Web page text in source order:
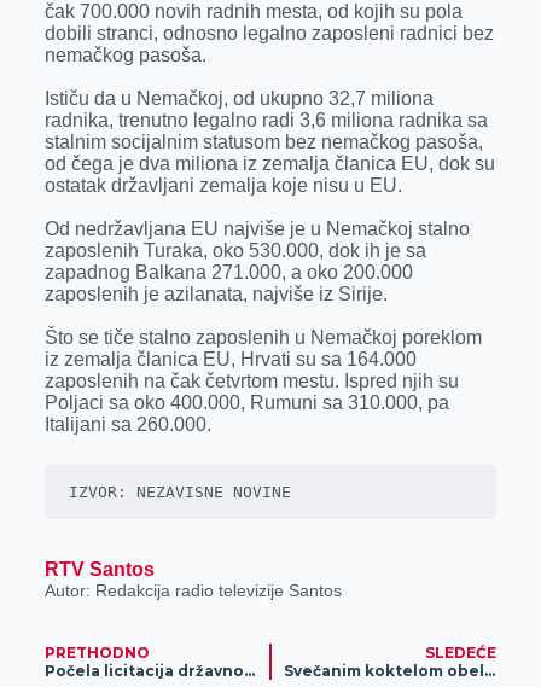
čak 700.000 novih radnih mesta, od kojih su pola
dobili stranci, odnosno legalno zaposleni radnici bez
nemačkog pasoša.
Ističu da u Nemačkoj, od ukupno 32,7 miliona
radnika, trenutno legalno radi 3,6 miliona radnika sa
stalnim socijalnim statusom bez nemačkog pasoša,
od čega je dva miliona iz zemalja članica EU, dok su
ostatak državljani zemalja koje nisu u EU.
Od nedržavljana EU najviše je u Nemačkoj stalno
zaposlenih Turaka, oko 530.000, dok ih je sa
zapadnog Balkana 271.000, a oko 200.000
zaposlenih je azilanata, najviše iz Sirije.
Što se tiče stalno zaposlenih u Nemačkoj poreklom
iz zemalja članica EU, Hrvati su sa 164.000
zaposlenih na čak četvrtom mestu. Ispred njih su
Poljaci sa oko 400.000, Rumuni sa 310.000, pa
Italijani sa 260.000.
IZVOR: NEZAVISNE NOVINE
RTV Santos
Autor: Redakcija radio televizije Santos
PRETHODNO
Počela licitacija državnog zemljišta
SLEDEĆE
Svečanim koktelom obeleženo devet godina postojanja ZREPOK-a